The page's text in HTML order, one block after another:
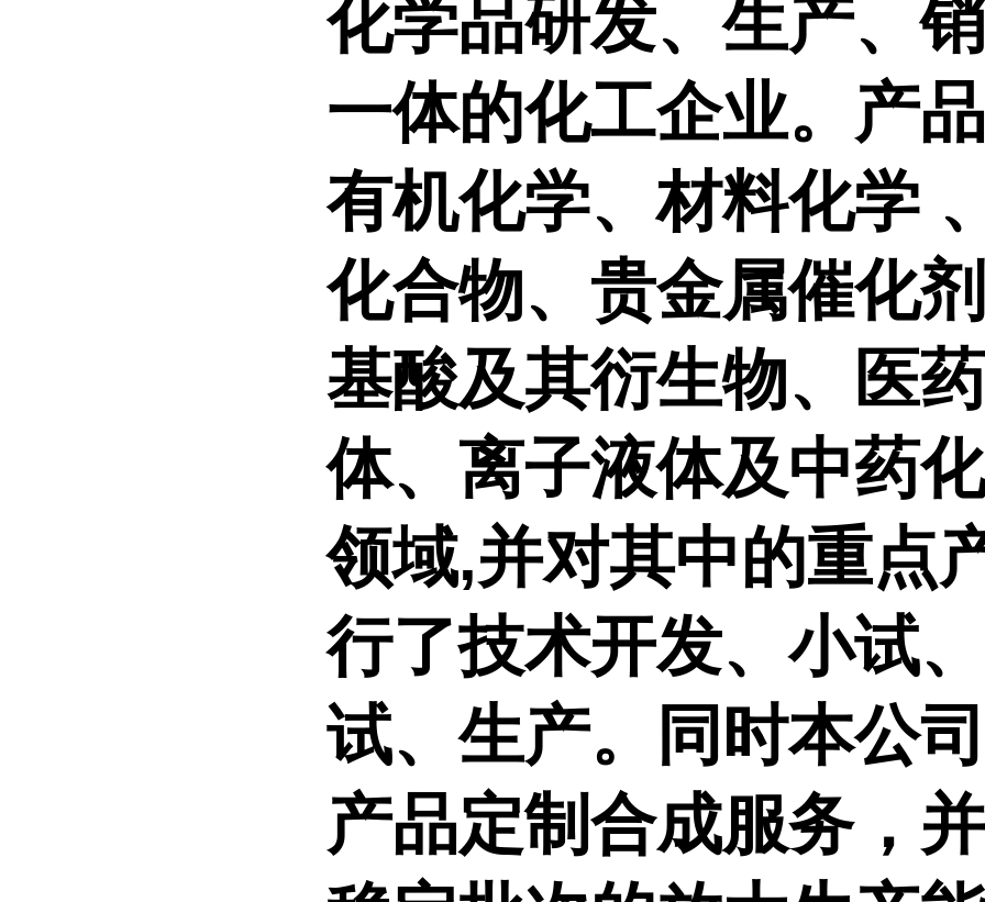
化学品研发、生产、
一体的化工企业。产
有机化学、材料化学
化合物、贵金属催化
基酸及其衍生物、医
体、离子液体及中药
领域,并对其中的重点
行了技术开发、小试
试、生产。同时本公
产品定制合成服务，